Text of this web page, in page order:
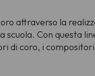
attraverso la
Con questa
di coro, i